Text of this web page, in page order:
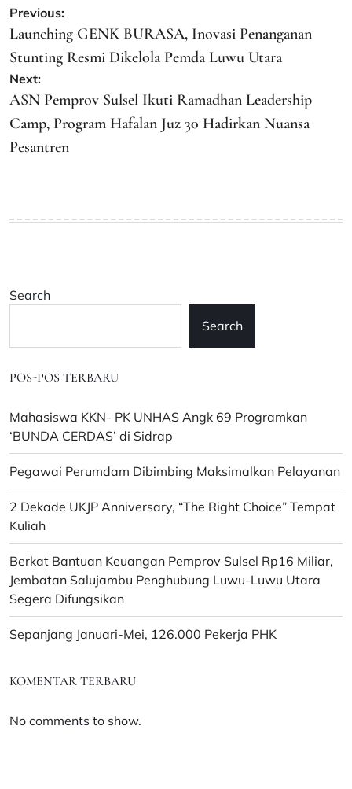
Post
navigation
Previous:
Launching GENK BURASA, Inovasi Penanganan
Stunting Resmi Dikelola Pemda Luwu Utara
Next:
ASN Pemprov Sulsel Ikuti Ramadhan Leadership
Camp, Program Hafalan Juz 30 Hadirkan Nuansa
Pesantren
Search
Search
POS-POS TERBARU
Mahasiswa KKN- PK UNHAS Angk 69 Programkan
‘BUNDA CERDAS’ di Sidrap
Pegawai Perumdam Dibimbing Maksimalkan Pelayanan
2 Dekade UKJP Anniversary, “The Right Choice” Tempat
Kuliah
Berkat Bantuan Keuangan Pemprov Sulsel Rp16 Miliar,
Jembatan Salujambu Penghubung Luwu-Luwu Utara
Segera Difungsikan
Sepanjang Januari-Mei, 126.000 Pekerja PHK
KOMENTAR TERBARU
No comments to show.